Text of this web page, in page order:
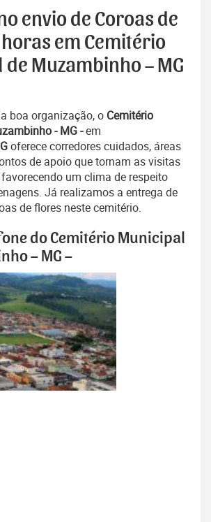
envio de Coroas de
em Cemitério
Muzambinho – MG
boa organização, o Cemitério
- MG -em
oferece corredores cuidados, áreas
de apoio que tornam as visitas
um clima de respeito
Já realizamos a entrega de
de flores neste cemitério.
do Cemitério Municipal
– MG –